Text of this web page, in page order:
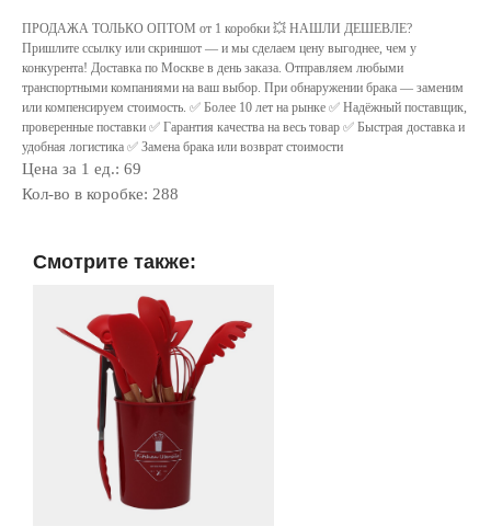
ПРОДАЖА ТОЛЬКО ОПТОМ от 1 коробки 💥 НАШЛИ ДЕШЕВЛЕ?
Пришлите ссылку или скриншот — и мы сделаем цену выгоднее, чем у
конкурента! Доставка по Москве в день заказа. Отправляем любыми
транспортными компаниями на ваш выбор. При обнаружении брака — заменим
или компенсируем стоимость. ✅ Более 10 лет на рынке ✅ Надёжный поставщик,
проверенные поставки ✅ Гарантия качества на весь товар ✅ Быстрая доставка и
удобная логистика ✅ Замена брака или возврат стоимости
Цена за 1 ед.: 69
Кол-во в коробке: 288
Смотрите также: